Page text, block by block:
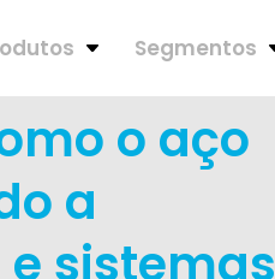
Segmentos
o aço
a
sistemas